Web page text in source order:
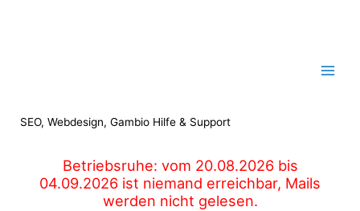
SEO, Webdesign, Gambio Hilfe & Support
Betriebsruhe: vom 20.08.2026 bis
04.09.2026 ist niemand erreichbar, Mails
werden nicht gelesen.